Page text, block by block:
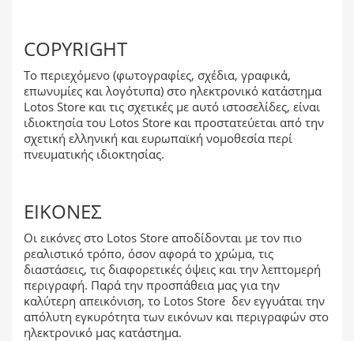
COPYRIGHT
Το περιεχόμενο (φωτογραφίες, σχέδια, γραφικά,
επωνυμίες και λογότυπα) στο ηλεκτρονικό κατάστημα
Lotos Store και τις σχετικές με αυτό ιστοσελίδες, είναι
ιδιοκτησία του Lotos Store και προστατεύεται από την
σχετική ελληνική και ευρωπαϊκή νομοθεσία περί
πνευματικής ιδιοκτησίας.
ΕΙΚΌΝΕΣ
Οι εικόνες στο Lotos Store αποδίδονται με τον πιο
ρεαλιστικό τρόπο, όσον αφορά το χρώμα, τις
διαστάσεις, τις διαφορετικές όψεις και την λεπτομερή
περιγραφή. Παρά την προσπάθεια μας για την
καλύτερη απεικόνιση, το Lotos Store δεν εγγυάται την
απόλυτη εγκυρότητα των εικόνων και περιγραφών στο
ηλεκτρονικό μας κατάστημα.